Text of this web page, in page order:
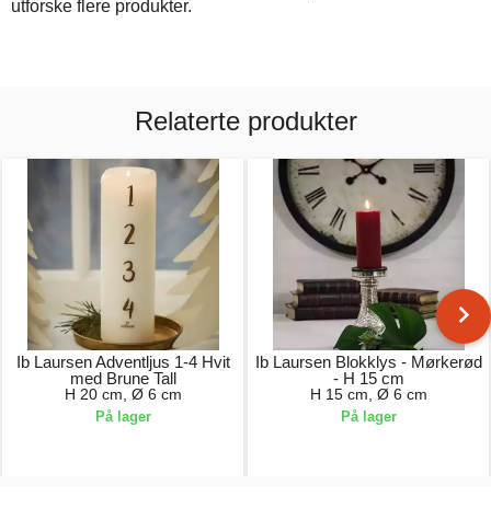
utforske flere produkter.
Relaterte produkter
Ib Laursen Adventljus 1-4 Hvit
med Brune Tall
H 20 cm, Ø 6 cm
På lager
Ib Laursen Blokklys - Mørkerød
- H 15 cm
H 15 cm, Ø 6 cm
På lager